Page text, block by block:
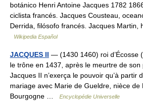
botánico Henri Antoine Jacques 1782
ciclista francés. Jacques Cousteau,
Derrida, filósofo francés. Jacques Martin,
Wikipedia Español
JACQUES II — (1430 1460) roi d’Écosse
le trône en 1437, après le meurtre de son
Jacques II n’exerça le pouvoir qu’à partir
mariage avec Marie de Gueldre, nièce de
Bourgogne …
Encyclopédie Universelle